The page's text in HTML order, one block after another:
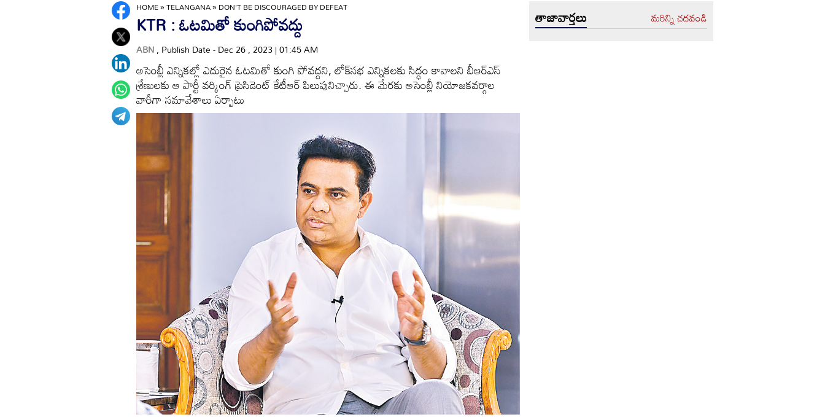
HOME»TELANGANA»DON'T BE DISCOURAGED BY DEFEAT
KTR : ఓటమితో కుంగిపోవద్దు
ABN, Publish Date - Dec 26 , 2023 | 01:45 AM
అసెంబ్లీ ఎన్నికల్లో ఎదురైన ఓటమితో కుంగి పోవద్దని, లోక్‌సభ ఎన్నికలకు సిద్ధం కావాలని బీఆర్‌ఎస్‌
శ్రేణులకు ఆ పార్టీ వర్కింగ్‌ ప్రెసిడెంట్‌ కేటీఆర్‌ పిలుపునిచ్చారు. ఈ మేరకు అసెంబ్లీ నియోజకవర్గాల
వారీగా సమావేశాలు ఏర్పాటు
తాజావార్తలు మరిన్ని చదవండి